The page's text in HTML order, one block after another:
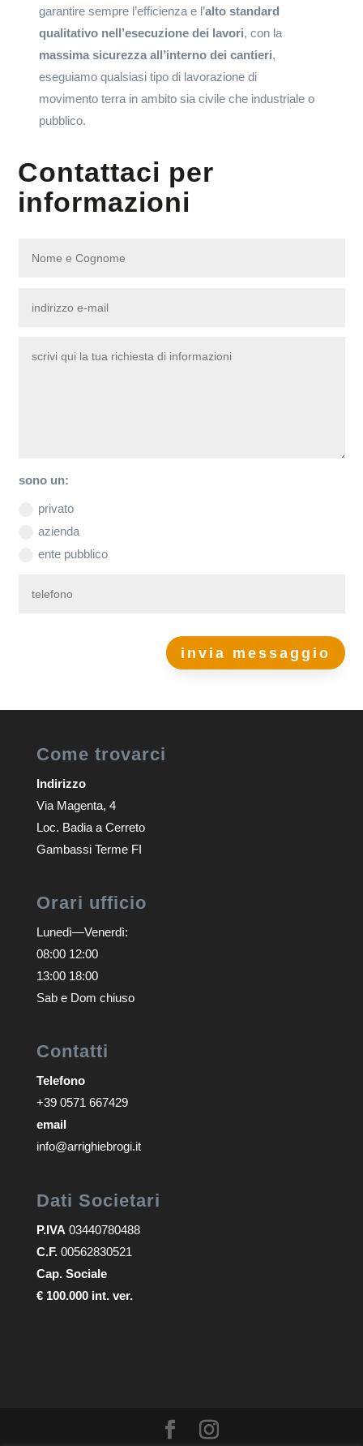
garantire sempre l’efficienza e l’alto standard
qualitativo nell’esecuzione dei lavori, con la
massima sicurezza all’interno dei cantieri,
eseguiamo qualsiasi tipo di lavorazione di
movimento terra in ambito sia civile che industriale o
pubblico.
Contattaci per
informazioni
sono un:
privato
azienda
ente pubblico
invia messaggio
Come trovarci
Indirizzo
Via Magenta, 4
Loc. Badia a Cerreto
Gambassi Terme FI
Orari ufficio
Lunedì—Venerdì:
08:00 12:00
13:00 18:00
Sab e Dom chiuso
Contatti
Telefono
+39 0571 667429
email
info@arrighiebrogi.it
Dati Societari
P.IVA 03440780488
C.F.00562830521
Cap. Sociale
€ 100.000 int. ver.